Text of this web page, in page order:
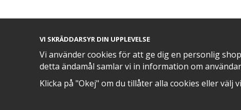
VI SKRÄDDARSYR DIN UPPLEVELSE
Vi använder cookies för att ge dig en personlig
detta ändamål samlar vi in information om
Klicka på "Okej" om du tillåter alla cookies eller